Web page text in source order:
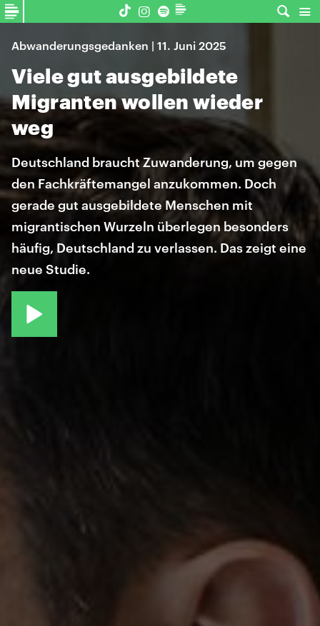
Abwanderungsgedanken | 11. Juni 2025
Viele gut ausgebildete
Migranten wollen wieder
weg
Deutschland braucht Zuwanderung, um gegen
den Fachkräftemangel anzukommen. Doch
gerade gut ausgebildete Menschen mit
migrantischen Wurzeln überlegen besonders
häufig, Deutschland zu verlassen. Das zeigt eine
neue Studie.